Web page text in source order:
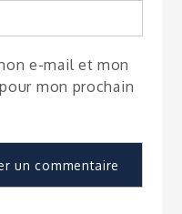
e-mail et mon
mon prochain